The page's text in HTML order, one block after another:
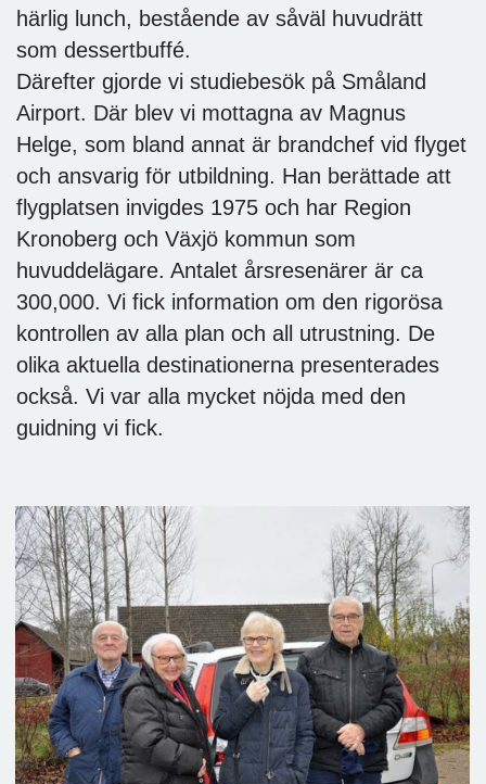
härlig lunch, bestående av såväl huvudrätt
som dessertbuffé.
Därefter gjorde vi studiebesök på Småland
Airport. Där blev vi mottagna av Magnus
Helge, som bland annat är brandchef vid flyget
och ansvarig för utbildning. Han berättade att
flygplatsen invigdes 1975 och har Region
Kronoberg och Växjö kommun som
huvuddelägare. Antalet årsresenärer är ca
300,000. Vi fick information om den rigorösa
kontrollen av alla plan och all utrustning. De
olika aktuella destinationerna presenterades
också. Vi var alla mycket nöjda med den
guidning vi fick.